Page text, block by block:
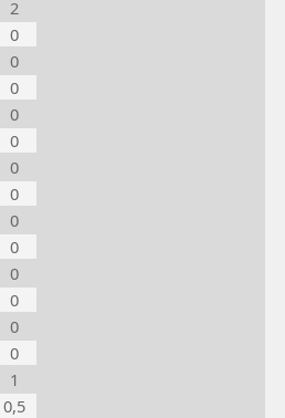
2
0
0
0
0
0
0
0
0
0
0
0
0
0
1
0,5